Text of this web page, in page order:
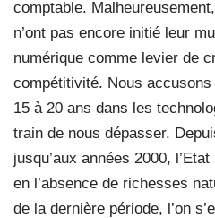
comptable.
n’ont pas encore initié leur
numérique comme levier de
compétitivité. Nous
15 à 20 ans dans les
train de nous dépasser.
jusqu’aux années 2000,
en l’absence de richesses
de la dernière période, l’on